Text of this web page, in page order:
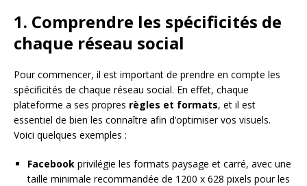
1. Comprendre les spécificités de
chaque réseau social
Pour commencer, il est important de prendre en compte les
spécificités de chaque réseau social. En effet, chaque
plateforme a ses propres règles et formats, et il est
essentiel de bien les connaître afin d’optimiser vos visuels.
Voici quelques exemples :
Facebook privilégie les formats paysage et carré, avec une
taille minimale recommandée de 1200 x 628 pixels pour les